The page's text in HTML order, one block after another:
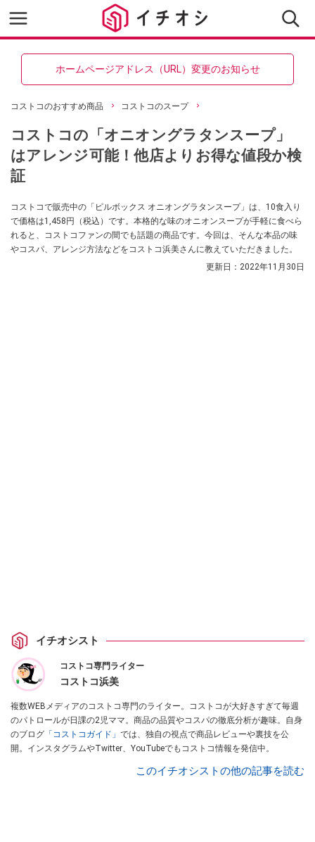
ホームページアドレス（URL）変更のお知らせ
コストコのおすすめ商品 コストコのスープ
コストコの「オニオングラタンスープ」
はアレンジ可能！他店よりお得な値段か検
証
コストコで販売中の「ピルボックス オニオングラタンスープ」は、10食入り
で価格は1,458円（税込）です。本格的な味のオニオンスープが手軽に食べら
れると、コストコファンの間でも話題の商品です。今回は、そんな本品の味
やコスパ、アレンジ方法などをコストコ浜美さんに教えていただきました。
更新日： 2022年11月30日
イチオシスト
コストコ専門ライター
コストコ浜美
複数WEBメディアのコストコ専門のライター。コストコが大好きすぎて毎週
のパトロールが日課の2児ママ。商品の品質やコスパの徹底分析が趣味。自身
のブログ 「コストコガイド」 では、独自の視点で商品レビューや裏技を公
開。インスタグラムやTwitter、YouTubeでもコストコ情報を発信中。
このイチオシストの他の記事を読む